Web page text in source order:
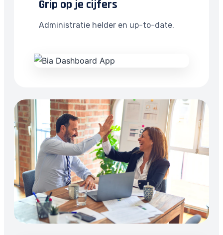
Grip op je cijfers
Administratie helder en up-to-date.